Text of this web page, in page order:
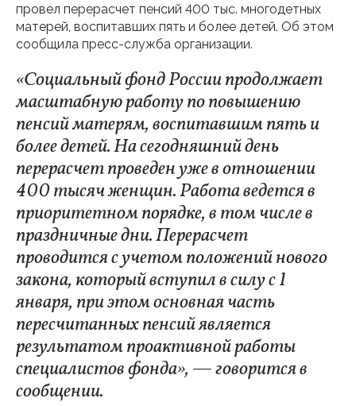
провел перерасчет пенсий 400 тыс. многодетных
матерей, воспитавших пять и более детей. Об этом
сообщила пресс-служба организации.
«Социальный фонд России продолжает
масштабную работу по повышению
пенсий матерям, воспитавшим пять и
более детей. На сегодняшний день
перерасчет проведен уже в отношении
400 тысяч женщин. Работа ведется в
приоритетном порядке, в том числе в
праздничные дни. Перерасчет
проводится с учетом положений нового
закона, который вступил в силу с 1
января, при этом основная часть
пересчитанных пенсий является
результатом проактивной работы
специалистов фонда», — говорится в
сообщении.